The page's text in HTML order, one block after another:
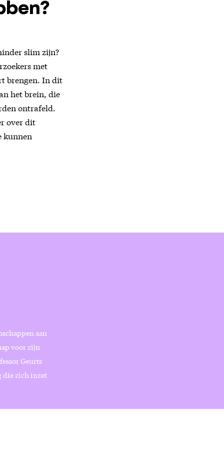
slim zijn?
met
brengen. In dit
het brein, die
ontrafeld.
over dit
kunnen
aan
voor zijn
Geurts
die zich inzet